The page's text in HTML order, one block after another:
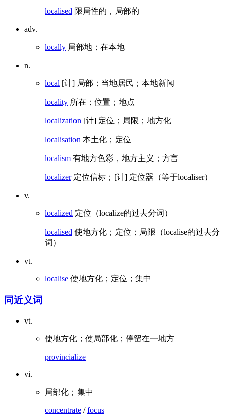
localised 限局性的，局部的
adv.
locally 局部地；在本地
n.
local [计] 局部；当地居民；本地新闻
locality 所在；位置；地点
localization [计] 定位；局限；地方化
localisation 本土化；定位
localism 有地方色彩，地方主义；方言
localizer定位信标；[计] 定位器（等于localiser）
v.
localized 定位（localize的过去分词）
localised 使地方化；定位；局限（localise的过去分
词）
vt.
localise 使地方化；定位；集中
同近义词
vt.
使地方化；使局部化；停留在一地方
provincialize
vi.
局部化；集中
concentrate /focus